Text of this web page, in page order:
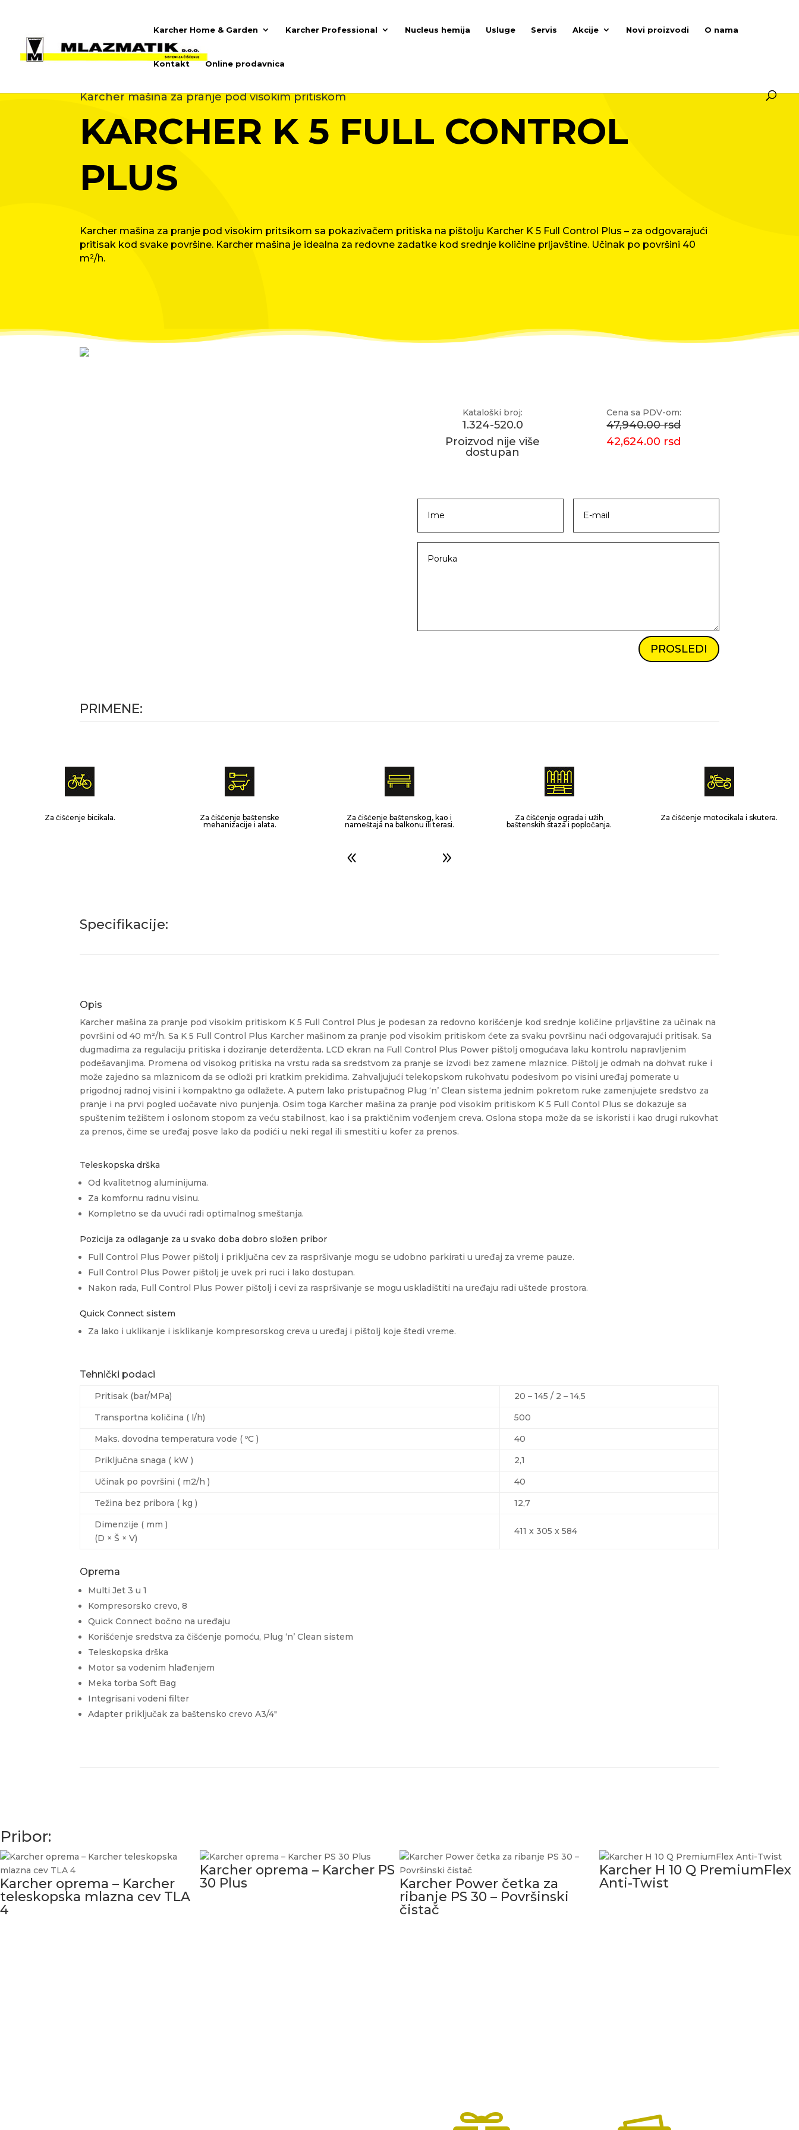
Karcher Home & Garden Karcher Professional Nucleus hemija Usluge Servis Akcije Novi proizvodi O nama
Kontakt Online prodavnica
Karcher mašina za pranje pod visokim pritiskom
KARCHER K 5 FULL CONTROL
PLUS
Karcher mašina za pranje pod visokim pritsikom sa pokazivačem pritiska na pištolju Karcher K 5 Full Control Plus – za odgovarajući
pritisak kod svake površine. Karcher mašina je idealna za redovne zadatke kod srednje količine prljavštine. Učinak po površini 40
m²/h.
Kataloški broj:
1.324-520.0
Proizvod nije više
dostupan
Cena sa PDV-om:
47,940.00 rsd
42,624.00 rsd
PROSLEDI
PRIMENE:
Za čišćenje bicikala.
Za čišćenje baštenske
mehanizacije i alata.
Za čišćenje baštenskog, kao i
nameštaja na balkonu ili terasi.
Za čišćenje ograda i užih
baštenskih staza i popločanja.
Za čišćenje motocikala i skutera.
Specifikacije:
Opis
Karcher mašina za pranje pod visokim pritiskom K 5 Full Control Plus je podesan za redovno korišćenje kod srednje količine prljavštine za učinak na
površini od 40 m²/h. Sa K 5 Full Control Plus Karcher mašinom za pranje pod visokim pritiskom ćete za svaku površinu naći odgovarajući pritisak.Sa
dugmadima za regulaciju pritiska i doziranje deterdženta. LCD ekran na Full Control Plus Power pištolj omogućava laku kontrolu napravljenim
podešavanjima. Promena od visokog pritiska na vrstu rada sa sredstvom za pranje se izvodi bez zamene mlaznice. Pištolj je odmah na dohvat ruke i
može zajedno sa mlaznicom da se odloži pri kratkim prekidima. Zahvaljujući telekopskom rukohvatu podesivom po visini uređaj pomerate u
prigodnoj radnoj visini i kompaktno ga odlažete. A putem lako pristupačnog Plug ‘n’ Clean sistema jednim pokretom ruke zamenjujete sredstvo za
pranje i na prvi pogled uočavate nivo punjenja. Osim toga Karcher mašina za pranje pod visokim pritiskom K 5 Full Contol Plus se dokazuje sa
spuštenim težištem i oslonom stopom za veću stabilnost, kao i sa praktičnim vođenjem creva. Oslona stopa može da se iskoristi i kao drugi rukovhat
za prenos, čime se uređaj posve lako da podići u neki regal ili smestiti u kofer za prenos.
Teleskopska drška
Od kvalitetnog aluminijuma.
Za komfornu radnu visinu.
Kompletno se da uvući radi optimalnog smeštanja.
Pozicija za odlaganje za u svako doba dobro složen pribor
Full Control Plus Power pištolj i priključna cev za raspršivanje mogu se udobno parkirati u uređaj za vreme pauze.
Full Control Plus Power pištolj je uvek pri ruci i lako dostupan.
Nakon rada, Full Control Plus Power pištolj i cevi za raspršivanje se mogu uskladištiti na uređaju radi uštede prostora.
Quick Connect sistem
Za lako i uklikanje i isklikanje kompresorskog creva u uređaj i pištolj koje štedi vreme.
Tehnički podaci
Pritisak (bar/MPa)
20 – 145 / 2 – 14,5
Transportna količina ( l/h)
500
Maks. dovodna temperatura vode ( ºC )
40
Priključna snaga ( kW )
2,1
Učinak po površini ( m2/h )
40
Težina bez pribora ( kg )
12,7
Dimenzije ( mm )
(D × Š × V)
411 x 305 x 584
Oprema
Multi Jet 3 u 1
Kompresorsko crevo, 8
Quick Connect bočno na uređaju
Korišćenje sredstva za čišćenje pomoću, Plug ‘n’ Clean sistem
Teleskopska drška
Motor sa vodenim hlađenjem
Meka torba Soft Bag
Integrisani vodeni filter
Adapter priključak za baštensko crevo A3/4″
Pribor:
Karcher oprema – Karcher
teleskopska mlazna cev TLA
4
Karcher oprema – Karcher PS
30 Plus
Karcher Power četka za
ribanje PS 30 – Površinski
čistač
Karcher H 10 Q PremiumFlex
Anti-Twist